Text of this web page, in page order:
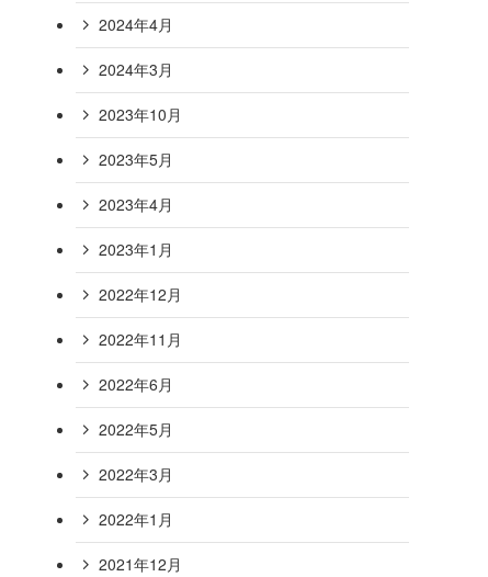
2024年4月
2024年3月
2023年10月
2023年5月
2023年4月
2023年1月
2022年12月
2022年11月
2022年6月
2022年5月
2022年3月
2022年1月
2021年12月